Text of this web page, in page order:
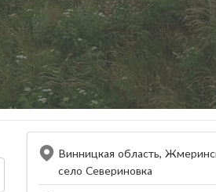
Винницкая область,
село Севериновка